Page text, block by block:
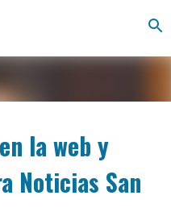
principal
la web y
Noticias San